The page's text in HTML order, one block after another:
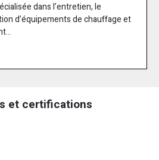
dans l’entretien, le
d’équipements de chauffage et
et certifications